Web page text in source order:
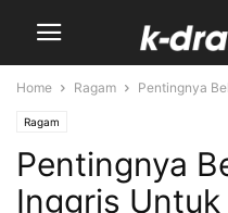
Home Ragam Pentingnya
Ragam
Pentingnya
Inggris Untuk